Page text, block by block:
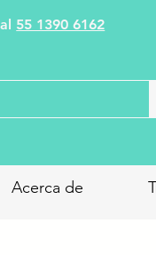
55 1390 6162
Acerca de